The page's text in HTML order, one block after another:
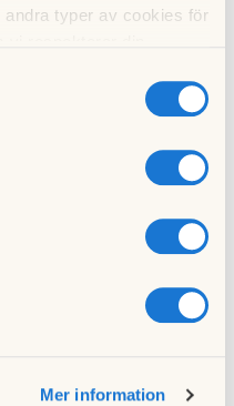
typer av cookies för
ett urval.
Mer information
Bland annat har
vid.